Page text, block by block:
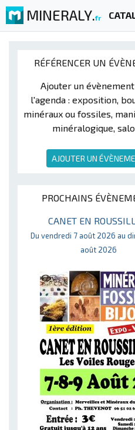
MINERALY.fr
RÉFÉRENCER UN
Ajouter un
l'agenda : exposition,
minéraux ou fossiles,
minéralogique,
AJOUTER UN
PROCHAINS
CANET EN
Du vendredi 7 août 2026 au
août 2026